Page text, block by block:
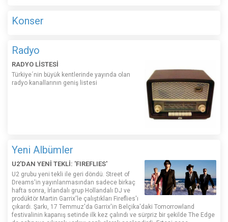
Konser
Radyo
RADYO LİSTESİ
Türkiye´nin büyük kentlerinde yayında olan
radyo kanallarının geniş listesi
Yeni Albümler
U2'DAN YENİ TEKLİ: 'FIREFLIES'
U2 grubu yeni tekli ile geri döndü. Street of
Dreams'in yayınlanmasından sadece birkaç
hafta sonra, İrlandalı grup Hollandalı DJ ve
prodüktör Martin Garrix'le çalıştıkları Fireflies'ı
çıkardı. Şarkı, 17 Temmuz'da Garrix'in Belçika'daki Tomorrowland
festivalinin kapanış setinde ilk kez çalındı ​​ve sürpriz bir şekilde The Edge